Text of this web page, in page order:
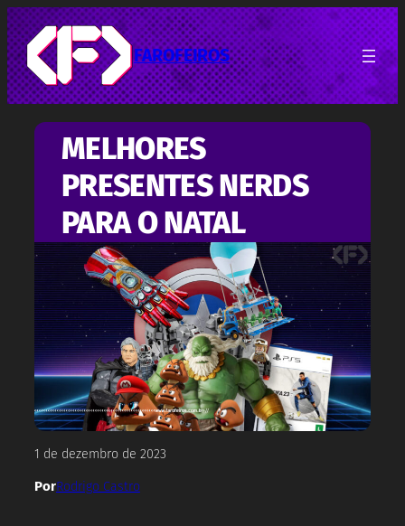
Pular
para
o
conteúdo
FAROFEIROS
MELHORES
PRESENTES NERDS
PARA O NATAL
1 de dezembro de 2023
PorRodrigo Castro